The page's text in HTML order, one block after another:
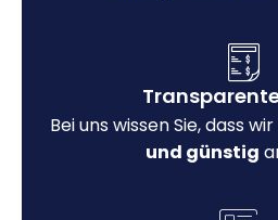
Bei uns wissen Sie, dass wir
und günstig